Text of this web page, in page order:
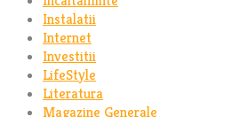
Instalatii
Internet
Investitii
LifeStyle
Literatura
Magazine Generale